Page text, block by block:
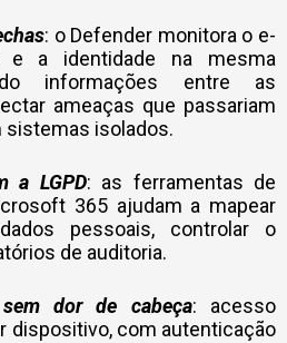
: o Defender monitora o e-
e a identidade na mesma
informações entre as
ameaças que passariam
sistemas isolados.
a LGPD: as ferramentas de
365 ajudam a mapear
pessoais, controlar o
de auditoria.
dor de cabeça: acesso
dispositivo, com autenticação